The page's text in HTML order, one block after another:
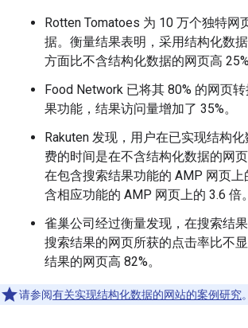
Rotten Tomatoes 为 10 万个独特网
据。衡量结果表明，采用结构化数
方面比不含结构化数据的网页高 25%
Food Network 已将其 80% 的网页
果功能，结果访问量增加了 35%。
Rakuten 发现，用户在已实现结构
费的时间是在不含结构化数据的网
在包含搜索结果功能的 AMP 网页
含相应功能的 AMP 网页上的 3.6 倍。
雀巢公司经过衡量发现，在搜索结
搜索结果的网页所获的点击率比不
结果的网页高 82%。
请参阅有关实现结构化数据的网站的案例研究。